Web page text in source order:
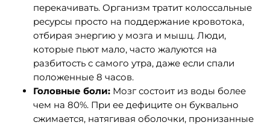
перекачивать. Организм тратит колоссальные
ресурсы просто на поддержание кровотока,
отбирая энергию у мозга и мышц. Люди,
которые пьют мало, часто жалуются на
разбитость с самого утра, даже если спали
положенные 8 часов.
Головные боли: Мозг состоит из воды более
чем на 80%. При ее дефиците он буквально
сжимается, натягивая оболочки, пронизанные